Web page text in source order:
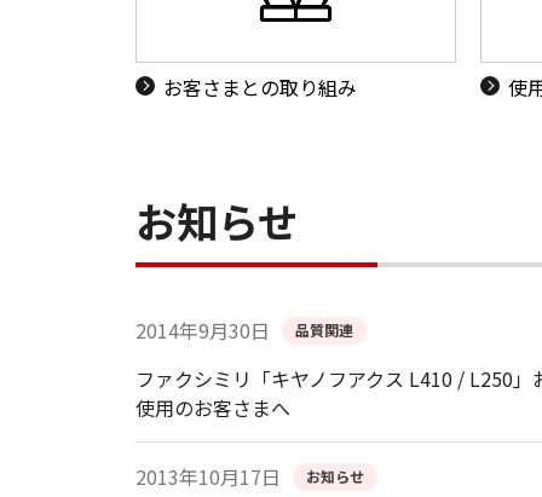
お客さまとの取り組み 使
お知らせ
2014年9月30日 品質関連
ファクシミリ「キヤノフアクス L410 / L250
使用のお客さまへ
2013年10月17日 お知らせ